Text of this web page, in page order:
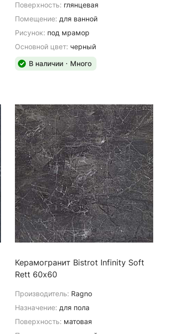
Поверхность: глянцевая
Помещение: для ванной
Рисунок: под мрамор
Основной цвет: черный
В наличии
Много
Керамогранит Bistrot Infinity Soft
Rett 60х60
Производитель: Ragno
Назначение: для пола
Поверхность: матовая